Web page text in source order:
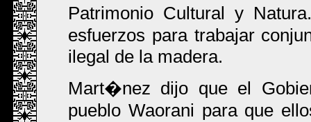
Patrimonio Cultural y
esfuerzos para trabajar
ilegal de la madera.
Mart�nez dijo que el
pueblo Waorani para que